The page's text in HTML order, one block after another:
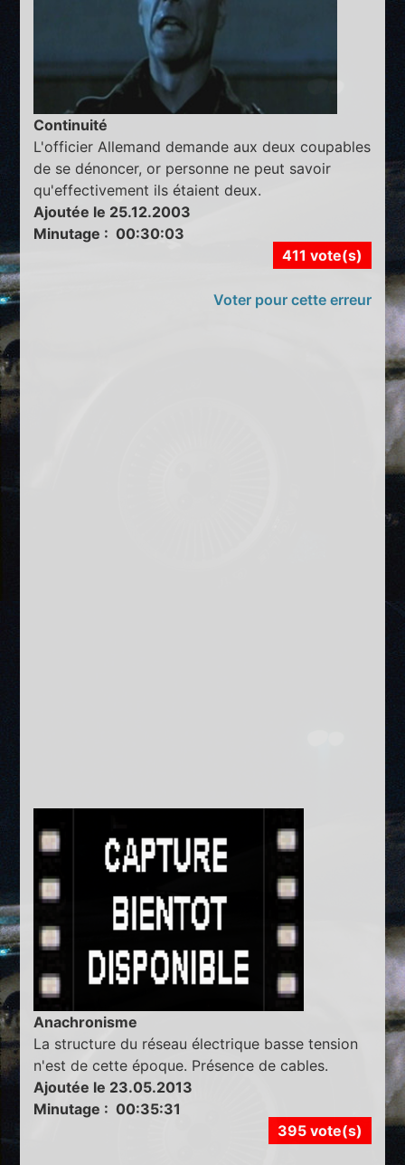
Continuité
L'officier Allemand demande aux deux coupables
de se dénoncer, or personne ne peut savoir
qu'effectivement ils étaient deux.
Ajoutée le 25.12.2003
Minutage : 00:30:03
411 vote(s)
Voter pour cette erreur
Anachronisme
La structure du réseau électrique basse tension
n'est de cette époque. Présence de cables.
Ajoutée le 23.05.2013
Minutage : 00:35:31
395 vote(s)